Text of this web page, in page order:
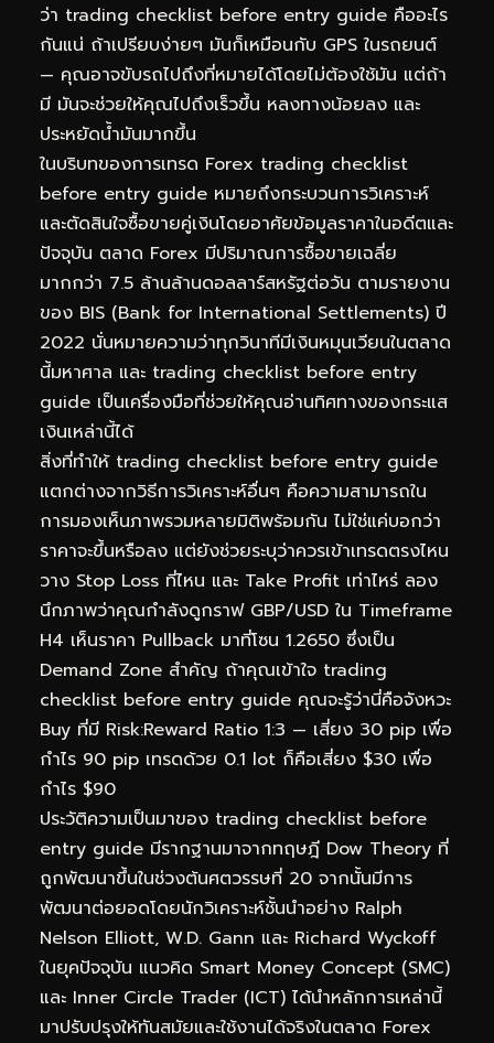
ว่า trading checklist before entry guide คืออะไร
กันแน่ ถ้าเปรียบง่ายๆ มันก็เหมือนกับ GPS ในรถยนต์
— คุณอาจขับรถไปถึงที่หมายได้โดยไม่ต้องใช้มัน แต่ถ้า
มี มันจะช่วยให้คุณไปถึงเร็วขึ้น หลงทางน้อยลง และ
ประหยัดน้ำมันมากขึ้น
ในบริบทของการเทรด Forex trading checklist
before entry guide หมายถึงกระบวนการวิเคราะห์
และตัดสินใจซื้อขายคู่เงินโดยอาศัยข้อมูลราคาในอดีตและ
ปัจจุบัน ตลาด Forex มีปริมาณการซื้อขายเฉลี่ย
มากกว่า 7.5 ล้านล้านดอลลาร์สหรัฐต่อวัน ตามรายงาน
ของ BIS (Bank for International Settlements) ปี
2022 นั่นหมายความว่าทุกวินาทีมีเงินหมุนเวียนในตลาด
นี้มหาศาล และ trading checklist before entry
guide เป็นเครื่องมือที่ช่วยให้คุณอ่านทิศทางของกระแส
เงินเหล่านี้ได้
สิ่งที่ทำให้ trading checklist before entry guide
แตกต่างจากวิธีการวิเคราะห์อื่นๆ คือความสามารถใน
การมองเห็นภาพรวมหลายมิติพร้อมกัน ไม่ใช่แค่บอกว่า
ราคาจะขึ้นหรือลง แต่ยังช่วยระบุว่าควรเข้าเทรดตรงไหน
วาง Stop Loss ที่ไหน และ Take Profit เท่าไหร่ ลอง
นึกภาพว่าคุณกำลังดูกราฟ GBP/USD ใน Timeframe
H4 เห็นราคา Pullback มาที่โซน 1.2650 ซึ่งเป็น
Demand Zone สำคัญ ถ้าคุณเข้าใจ trading
checklist before entry guide คุณจะรู้ว่านี่คือจังหวะ
Buy ที่มี Risk:Reward Ratio 1:3 — เสี่ยง 30 pip เพื่อ
กำไร 90 pip เทรดด้วย 0.1 lot ก็คือเสี่ยง $30 เพื่อ
กำไร $90
ประวัติความเป็นมาของ trading checklist before
entry guide มีรากฐานมาจากทฤษฎี Dow Theory ที่
ถูกพัฒนาขึ้นในช่วงต้นศตวรรษที่ 20 จากนั้นมีการ
พัฒนาต่อยอดโดยนักวิเคราะห์ชั้นนำอย่าง Ralph
Nelson Elliott, W.D. Gann และ Richard Wyckoff
ในยุคปัจจุบัน แนวคิด Smart Money Concept (SMC)
และ Inner Circle Trader (ICT) ได้นำหลักการเหล่านี้
มาปรับปรุงให้ทันสมัยและใช้งานได้จริงในตลาด Forex